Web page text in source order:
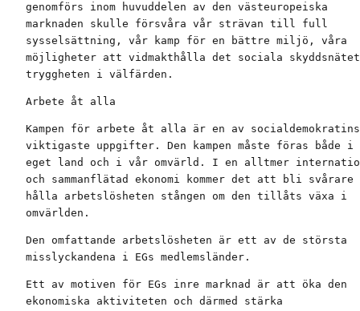
genomförs inom huvuddelen av den västeuropeiska
marknaden skulle försvåra vår strävan till full
sysselsättning, vår kamp för en bättre miljö, våra
möjligheter att vidmakthålla det sociala
tryggheten i välfärden.
Arbete åt alla
Kampen för arbete åt alla är en av socialdemokratins
viktigaste uppgifter. Den kampen måste föras både
eget land och i vår omvärld. I en alltmer
och sammanflätad ekonomi kommer det att bli
hålla arbetslösheten stången om den tillåts växa i
omvärlden.
Den omfattande arbetslösheten är ett av de största
misslyckandena i EGs medlemsländer.
Ett av motiven för EGs inre marknad är att öka den
ekonomiska aktiviteten och därmed stärka